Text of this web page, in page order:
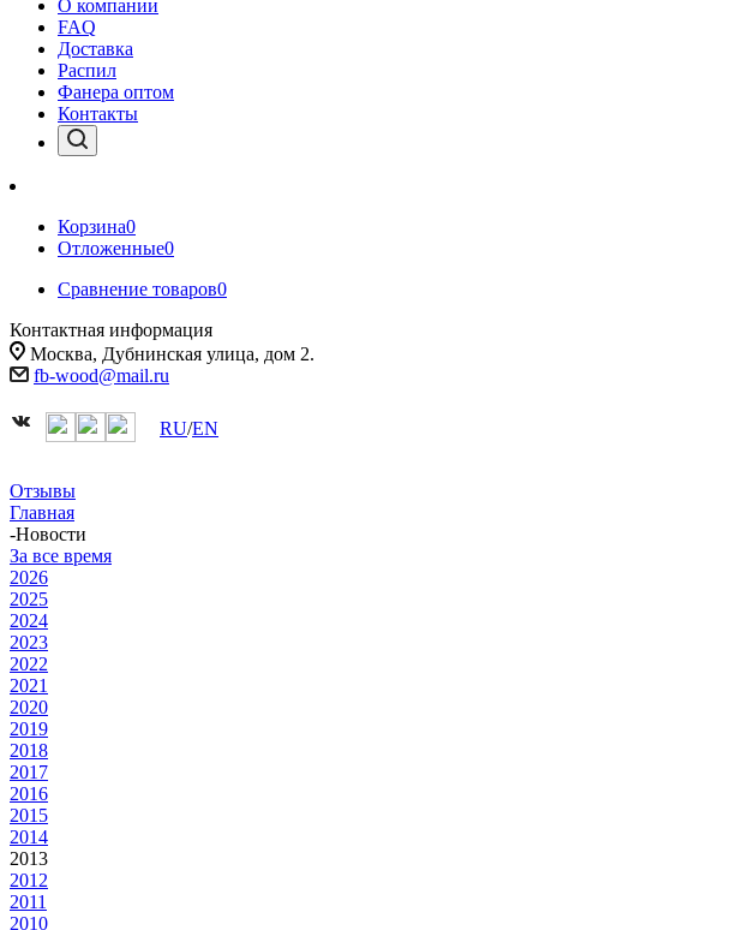
О компании
FAQ
Доставка
Распил
Фанера оптом
Контакты
Корзина0
Отложенные0
Сравнение товаров0
Контактная информация
Москва, Дубнинская улица, дом 2.
fb-wood@mail.ru
RU/EN
Отзывы
Главная
-Новости
За все время
2026
2025
2024
2023
2022
2021
2020
2019
2018
2017
2016
2015
2014
2013
2012
2011
2010